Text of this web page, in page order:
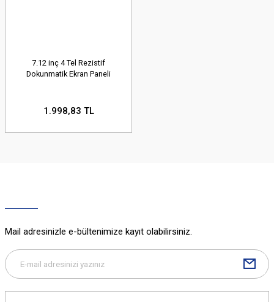
7.12 inç 4 Tel Rezistif
Dokunmatik Ekran Paneli
1.998,83 TL
Mail adresinizle e-bültenimize kayıt olabilirsiniz.